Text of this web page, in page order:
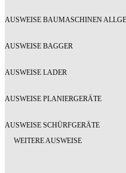
AUSWEISE BAUMASCHINEN
AUSWEISE BAGGER
AUSWEISE LADER
AUSWEISE PLANIERGERÄTE
AUSWEISE SCHÜRFGERÄTE
WEITERE AUSWEISE